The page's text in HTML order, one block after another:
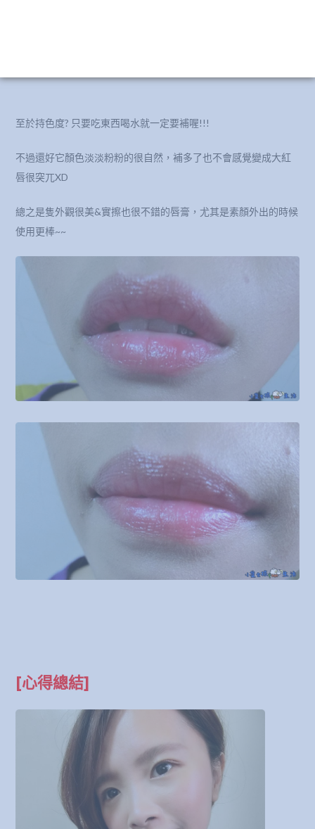
至於持色度? 只要吃東西喝水就一定要補喔!!!
不過還好它顏色淡淡粉粉的很自然，補多了也不會感覺變成大紅
唇很突兀XD
總之是隻外觀很美&實擦也很不錯的唇膏，尤其是素顏外出的時候
使用更棒~~
[心得總結]